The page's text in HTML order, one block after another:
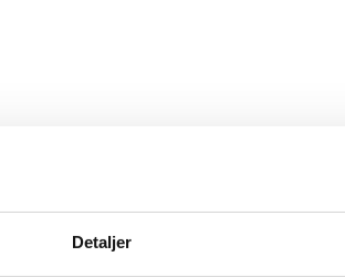
Detaljer